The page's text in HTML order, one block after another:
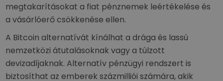
megtakarításokat a fiat pénznemek leértékelése és
a vásárlóerő csökkenése ellen.
A Bitcoin alternatívát kínálhat a drága és lassú
nemzetközi átutalásoknak vagy a túlzott
devizadíjaknak. Alternatív pénzügyi rendszert is
biztosíthat az emberek százmilliói számára, akik